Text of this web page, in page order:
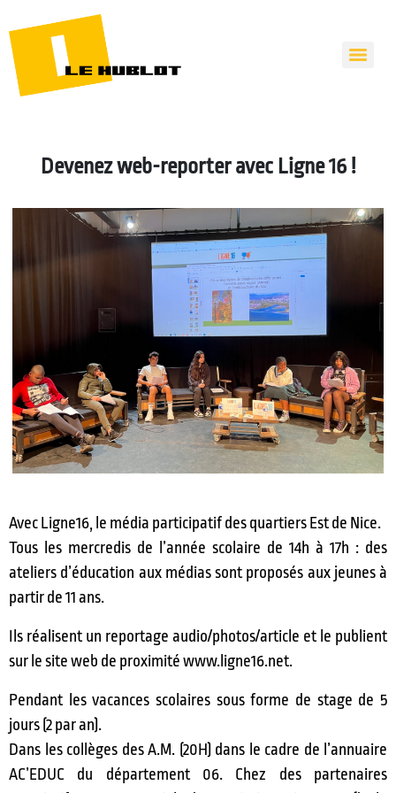
Devenez web-reporter avec Ligne 16 !
Avec Ligne16, le média participatif des quartiers Est de Nice.
Tous les mercredis de l’année scolaire de 14h à 17h : des
ateliers d’éducation aux médias sont proposés aux jeunes à
partir de 11 ans.
Ils réalisent un reportage audio/photos/article et le publient
sur le site web de proximité www.ligne16.net.
Pendant les vacances scolaires sous forme de stage de 5
jours (2 par an).
Dans les collèges des A.M. (20H) dans le cadre de l’annuaire
AC’EDUC du département 06. Chez des partenaires